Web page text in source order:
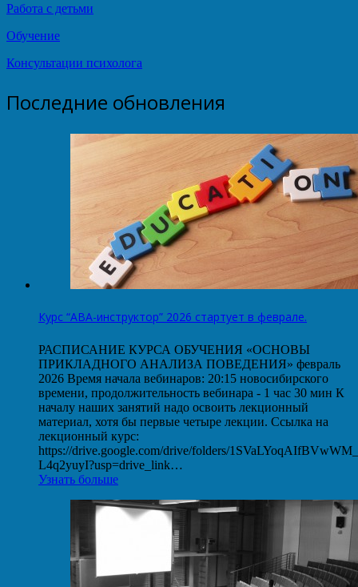
Работа с детьми
Обучение
Консультации психолога
Последние обновления
Курс “АВА-инструктор” 2026 стартует в феврале.
РАСПИСАНИЕ КУРСА ОБУЧЕНИЯ «ОСНОВЫ
ПРИКЛАДНОГО АНАЛИЗА ПОВЕДЕНИЯ» февраль
2026 Время начала вебинаров: 20:15 новосибирского
времени, продолжительность вебинара - 1 час 30 мин К
началу наших занятий надо освоить лекционный
материал, хотя бы первые четыре лекции. Ссылка на
лекционный курс:
https://drive.google.com/drive/folders/
L4q2yuyI?usp=drive_link…
Узнать больше